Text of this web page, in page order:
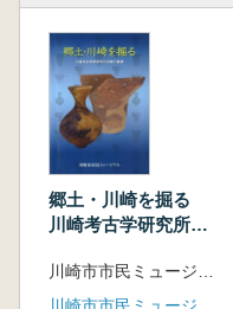
郷土・川崎を掘る
川崎考古学研究所の